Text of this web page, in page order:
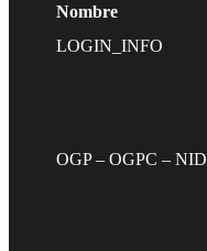
Nombre
LOGIN_INFO
OGP – OGPC – NID